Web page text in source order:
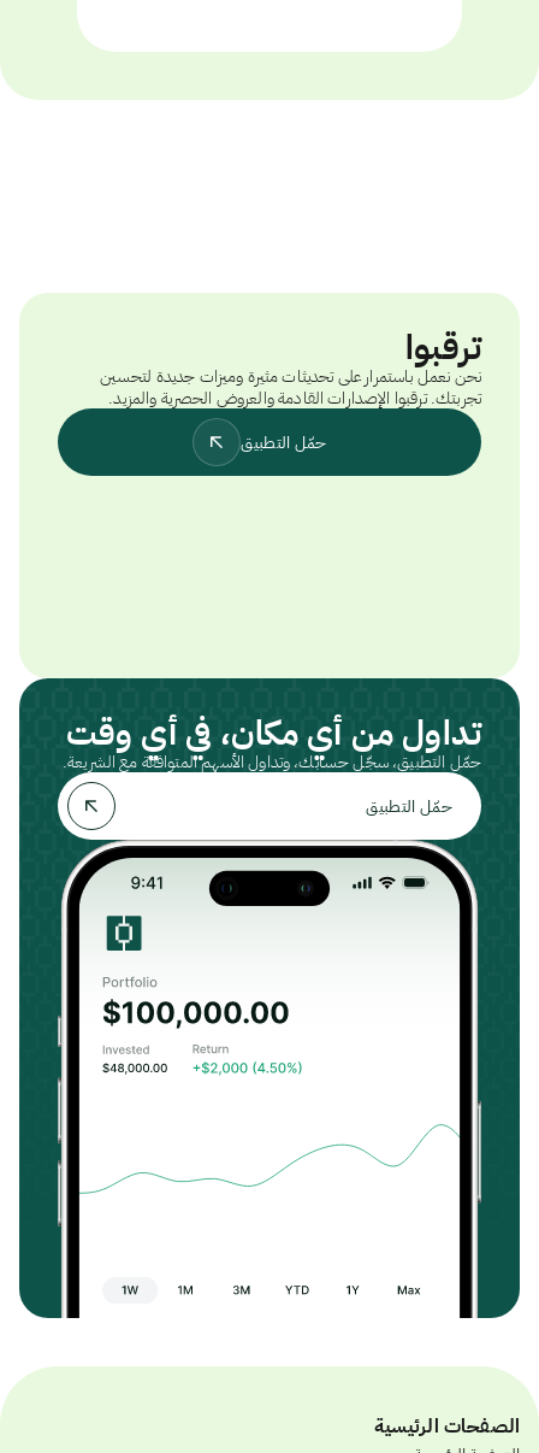
ترقبوا
نحن نعمل باستمرار على تحديثات مثيرة وميزات جديدة لتحسين
تجربتك. ترقبوا الإصدارات القادمة والعروض الحصرية والمزيد.
حمّل التطبيق
تداول من أي مكان، في أي وقت
حمّل التطبيق، سجّل حسابك، وتداول الأسهم المتوافقة مع الشريعة.
حمّل التطبيق
الصفحات الرئيسية